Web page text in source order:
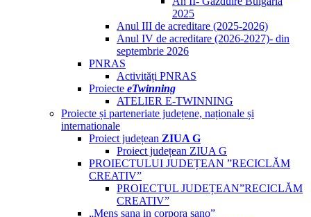
2025
Anul III de acreditare (2025-2026)
Anul IV de acreditare (2026-2027)- din
septembrie 2026
PNRAS
Activități PNRAS
Proiecte eTwinning
ATELIER E-TWINNING
Proiecte și parteneriate județene, naționale și
internationale
Proiect județean ZIUA G
Proiect județean ZIUA G
PROIECTULUI JUDEȚEAN ”RECICLĂM
CREATIV”
PROIECTUL JUDEȚEAN”RECICLĂM
CREATIV”
„Mens sana in corpora sano”